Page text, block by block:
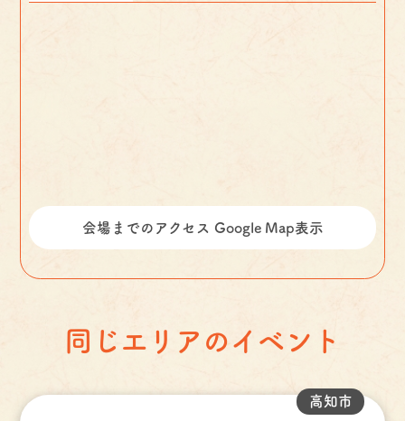
会場までのアクセス Google Map表示
同じエリアのイベント
高知市